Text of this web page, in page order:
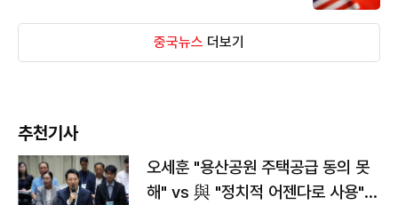
중국뉴스 더보기
추천기사
오세훈 "용산공원 주택공급 동의 못
해" vs 與 "정치적 어젠다로 사용"